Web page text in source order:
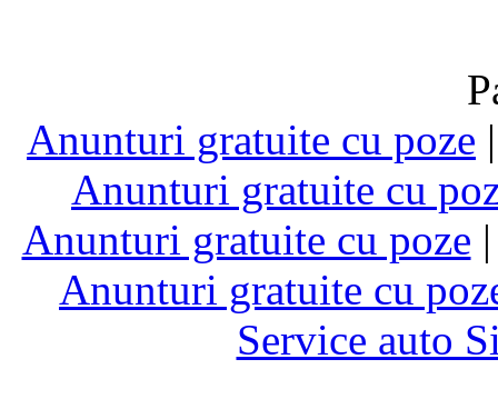
Anunturi gratuite cu poze
Anunturi gratuite cu
Anunturi gratuite cu poze
Anunturi gratuite cu
Service auto